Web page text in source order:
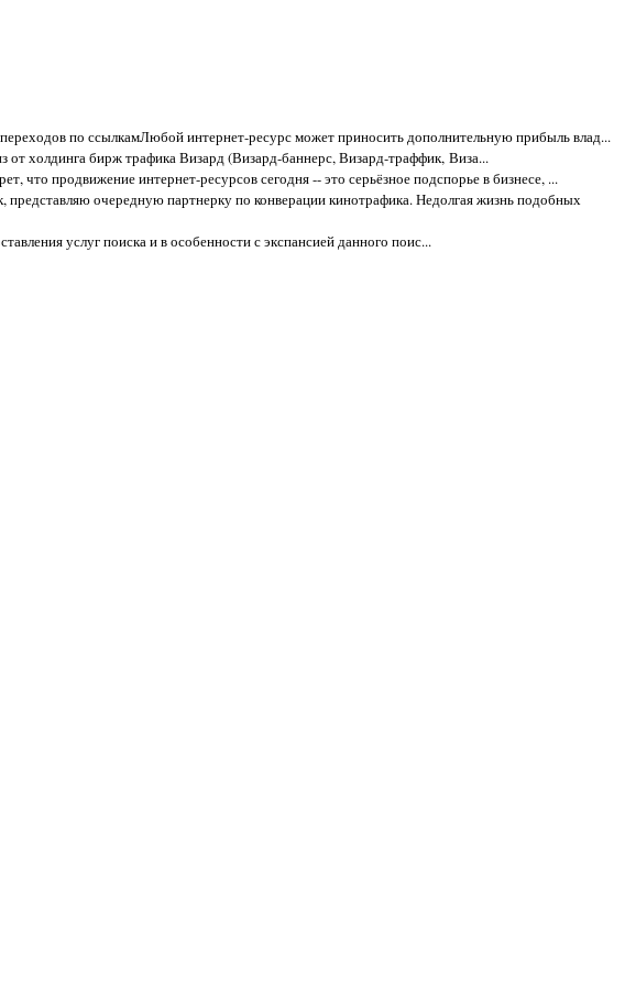
по ссылкамЛюбой интернет-ресурс может приносить дополнительную прибыль влад...
холдинга бирж трафика Визард (Визард-баннерс, Визард-траффик, Виза...
что продвижение интернет-ресурсов сегодня -- это серьёзное подспорье в бизнесе, ...
представляю очередную партнерку по конверации кинотрафика. Недолгая жизнь подобных
услуг поиска и в особенности с экспансией данного поис...